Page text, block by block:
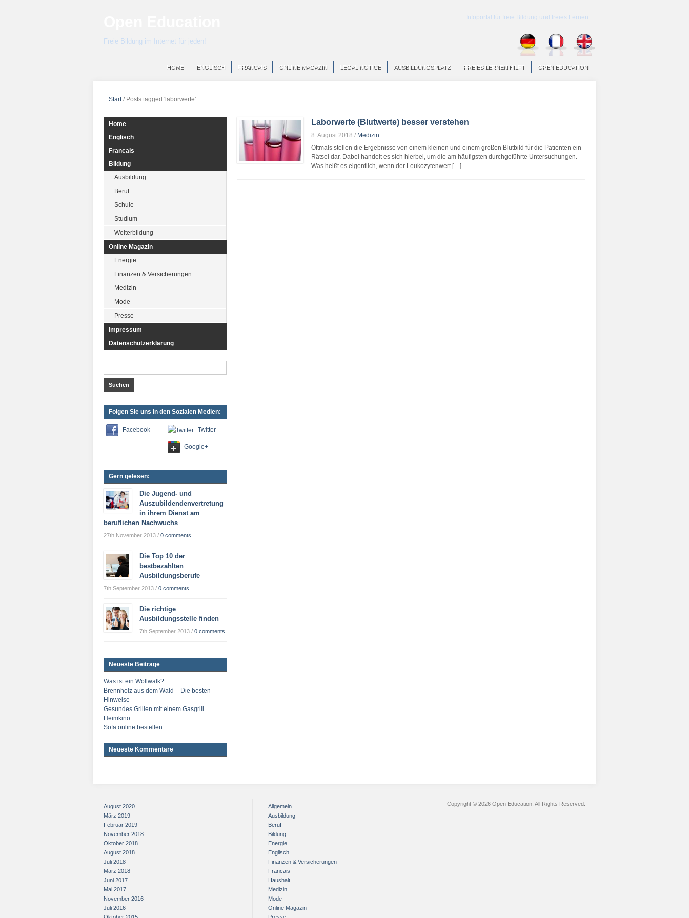
Freie Bildung im Internet für jeden!
Infoportal für freie Bildung und freies Lernen
HOME ENGLISCH FRANCAIS ONLINE MAGAZIN LEGAL NOTICE AUSBILDUNGSPLATZ FREIES LERNEN HILFT OPEN EDUCATION
Start/ Posts tagged 'laborwerte'
Laborwerte (Blutwerte) besser verstehen
8. August 2018 / Medizin
Oftmals stellen die Ergebnisse von einem kleinen und einem großen Blutbild für die Patienten ein
Rätsel dar. Dabei handelt es sich hierbei, um die am häufigsten durchgeführte Untersuchungen.
Was heißt es eigentlich, wenn der Leukozytenwert […]
Home
Englisch
Francais
Bildung
Ausbildung
Beruf
Schule
Studium
Weiterbildung
Online Magazin
Energie
Finanzen & Versicherungen
Medizin
Mode
Presse
Impressum
Datenschutzerklärung
Folgen Sie uns in den Sozialen Medien:
Facebook Twitter
Google+
Gern gelesen:
Die Jugend- und
Auszubildendenvertretung
in ihrem Dienst am
beruflichen Nachwuchs
27th November 2013 / 0 comments
Die Top 10 der
bestbezahlten
Ausbildungsberufe
7th September 2013 / 0 comments
Die richtige
Ausbildungsstelle finden
7th September 2013 / 0 comments
Neueste Beiträge
Was ist ein Wollwalk?
Brennholz aus dem Wald – Die besten
Hinweise
Gesundes Grillen mit einem Gasgrill
Heimkino
Sofa online bestellen
Neueste Kommentare
August 2020
März 2019
Februar 2019
November 2018
Oktober 2018
August 2018
Juli 2018
März 2018
Juni 2017
Mai 2017
November 2016
Juli 2016
Allgemein
Ausbildung
Beruf
Bildung
Energie
Englisch
Finanzen & Versicherungen
Francais
Haushalt
Medizin
Mode
Online Magazin
Copyright © 2026 Open Education. All Rights Reserved.